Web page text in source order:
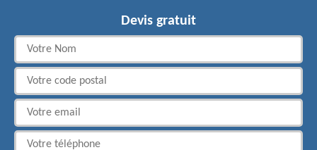
Devis gratuit